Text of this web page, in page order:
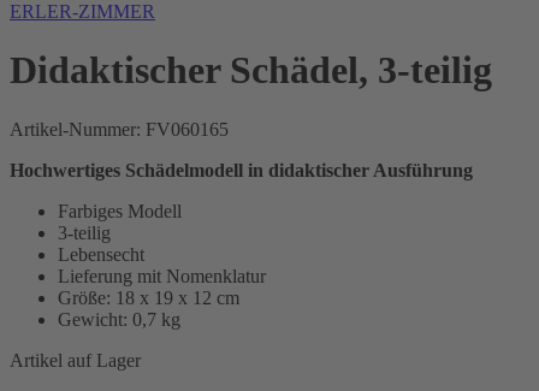
ERLER-ZIMMER
Didaktischer Schädel, 3-teilig
Artikel-Nummer: FV060165
Hochwertiges Schädelmodell in didaktischer Ausführung
Farbiges Modell
3-teilig
Lebensecht
Lieferung mit Nomenklatur
Größe: 18 x 19 x 12 cm
Gewicht: 0,7 kg
Artikel auf Lager